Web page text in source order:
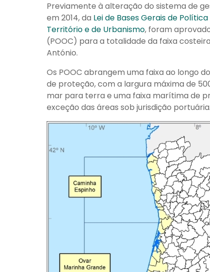
Previamente à alteração do sistema de
em 2014, da Lei de Bases Gerais de
Território e de Urbanismo, foram
(POOC) para a totalidade da faixa
António.
Os POOC abrangem uma faixa ao longo
de proteção, com a largura máxima de
mar para terra e uma faixa marítima de
exceção das áreas sob jurisdição portuária.